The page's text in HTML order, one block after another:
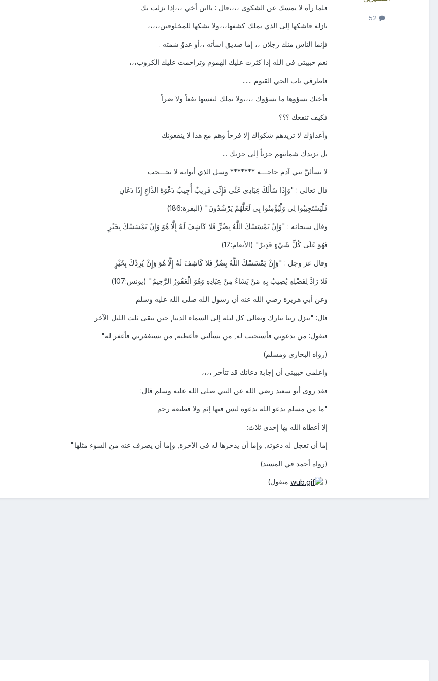
فلما رآه لا يمسك عن الشكوى ،،،،قال : ياابن أخي ،،،إذا نزلت بك
نازلة فاشكها إلى الذي يملك كشفها،،،ولا تشكها للمخلوقين،،،،،
فإنما الناس منك رجلان ،، إما صديق اسأته ،،أو عدوُ شمته .
نعم حبيبتي في الله إذا كثرت عليك الهموم وتزاحمت عليك الكروب،،،
فاطرقي باب الحي القيوم ......
فأختك يسؤوها ما يسؤوك ،،،،ولا تملك لنفسها نفعاً ولا ضراً
فكيف تنفعك ؟؟؟
وأعداؤك لا تزيدهم شكواك إلا فرحاً وهم مع هذا لا ينفعونك
بل تزيدك شماتتهم حزناً إلى حزنك ...
لا تسألنَّ بني آدم حاجـــة ******* وسل الذي أبوابه لا تحـــجب
قال تعالى : "وَإِذَا سَأَلَكَ عِبَادِي عَنِّي فَإِنِّي قَرِيبٌ أُجِيبُ دَعْوَةَ الدَّاعِ إِذَا دَعَانِ
فَلْيَسْتَجِيبُوا لِي وَلْيُؤْمِنُوا بِي لَعَلَّهُمْ يَرْشُدُونَ" (البقرة:186)
وقال سبحانه : "وَإِنْ يَمْسَسْكَ اللَّهُ بِضُرٍّ فَلا كَاشِفَ لَهُ إِلَّا هُوَ وَإِنْ يَمْسَسْكَ بِخَيْرٍ
فَهُوَ عَلَى كُلِّ شَيْءٍ قَدِيرٌ" (الأنعام:17)
وقال عز وجل : "وَإِنْ يَمْسَسْكَ اللَّهُ بِضُرٍّ فَلا كَاشِفَ لَهُ إِلَّا هُوَ وَإِنْ يُرِدْكَ بِخَيْرٍ
فَلا رَادَّ لِفَضْلِهِ يُصِيبُ بِهِ مَنْ يَشَاءُ مِنْ عِبَادِهِ وَهُوَ الْغَفُورُ الرَّحِيمُ" (يونس:107)
وعن أبي هريرة رضي الله عنه أن رسول الله صلى الله عليه وسلم
قال: "ينزل ربنا تبارك وتعالى كل ليلة إلى السماء الدنيا, حين يبقى ثلث الليل الآخر
فيقول: من يدعوني فأستجيب له, من يسألني فأعطيه, من يستغفرني فأغفر له"
(رواه البخاري ومسلم)
واعلمي حبيبتي أن إجابة دعائك قد تتأخر ،،،،
فقد روى أبو سعيد رضي الله عن النبي صلى الله عليه وسلم قال:
"ما من مسلم يدعو الله بدعوة ليس فيها إثم ولا قطيعة رحم
إلا أعطاه الله بها إحدى ثلاث:
إما أن تعجل له دعوته, وإما أن يدخرها له في الآخرة, وإما أن يصرف عنه من السوء مثلها"
(رواه أحمد في المسند)
( منقول)